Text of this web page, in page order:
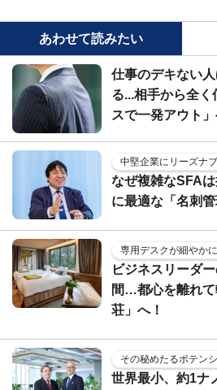
あわせて読みたい
仕事のデキない
る...相手から全
スで一発アウト
中堅企業にリーズナ
なぜ複雑なSFA
に最適な「名刺
専用デスクが細やか
ビジネスリーダ
間…都心を離れて
荘」へ！
その秘めたるポテン
世界最小、約1ナ